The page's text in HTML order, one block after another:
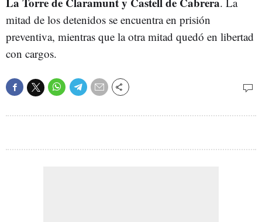
mitad de los detenidos se encuentra en prisión
preventiva, mientras que la otra mitad quedó en libertad
con cargos.